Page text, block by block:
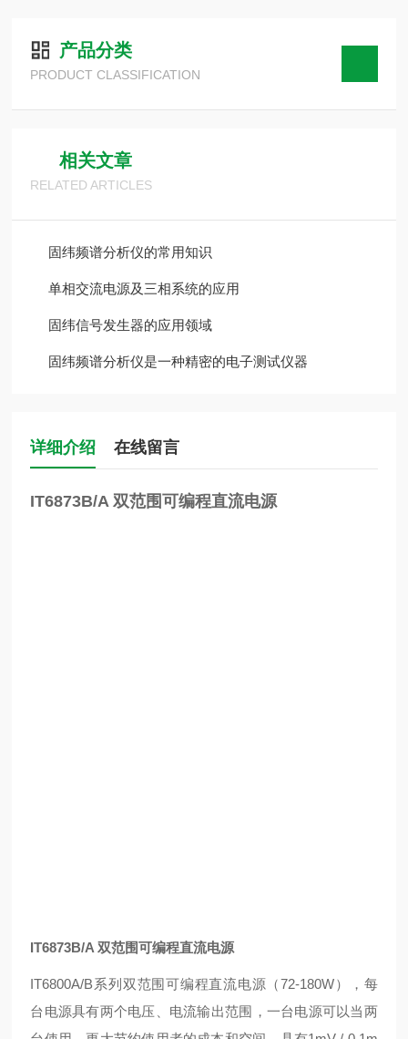
产品分类
PRODUCT CLASSIFICATION
相关文章
RELATED ARTICLES
固纬频谱分析仪的常用知识
单相交流电源及三相系统的应用
固纬信号发生器的应用领域
固纬频谱分析仪是一种精密的电子测试仪器
详细介绍 在线留言
IT6873B/A 双范围可编程直流电源
IT6873B/A 双范围可编程直流电源
IT6800A/B系列双范围可编程直流电源（72-180W），每
台电源具有两个电压、电流输出范围，一台电源可以当两